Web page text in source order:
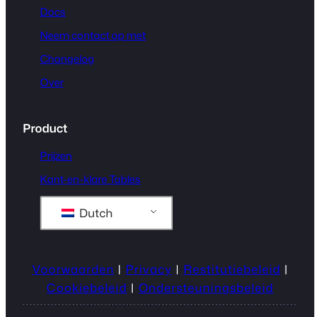
Docs
Neem contact op met
Changelog
Over
Product
Prijzen
Kant-en-klare Tables
Dutch
Voorwaarden | Privacy | Restitutiebeleid |
Cookiebeleid | Ondersteuningsbeleid